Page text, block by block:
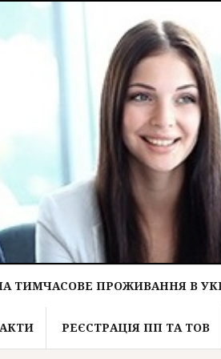
ТИМЧАСОВЕ ПРОЖИВАННЯ В
РЕЄСТРАЦІЯ ПП ТА ТОВ